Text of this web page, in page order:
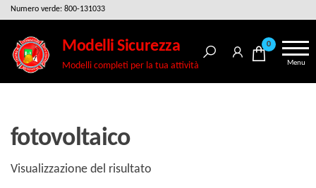
Salta
vai
contenuto
Numero verde: 800-131033
Modelli Sicurezza
Modelli completi per la tua attività
0
Menu
fotovoltaico
Visualizzazione del risultato